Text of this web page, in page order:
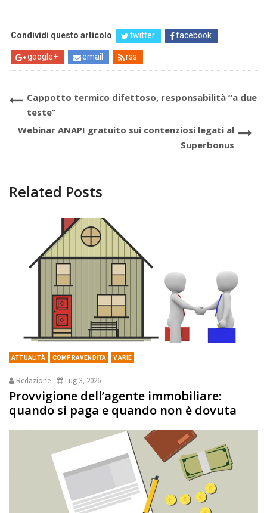
Condividi questo articolo twitter facebook
google+ email rss
Cappotto termico difettoso, responsabilità “a due
teste”
Webinar ANAPI gratuito sui contenziosi legati al
Superbonus
Related Posts
ATTUALITÀ COMPRAVENDITA VARIE
Redazione Lug 3, 2026
Provvigione dell’agente immobiliare:
quando si paga e quando non è dovuta